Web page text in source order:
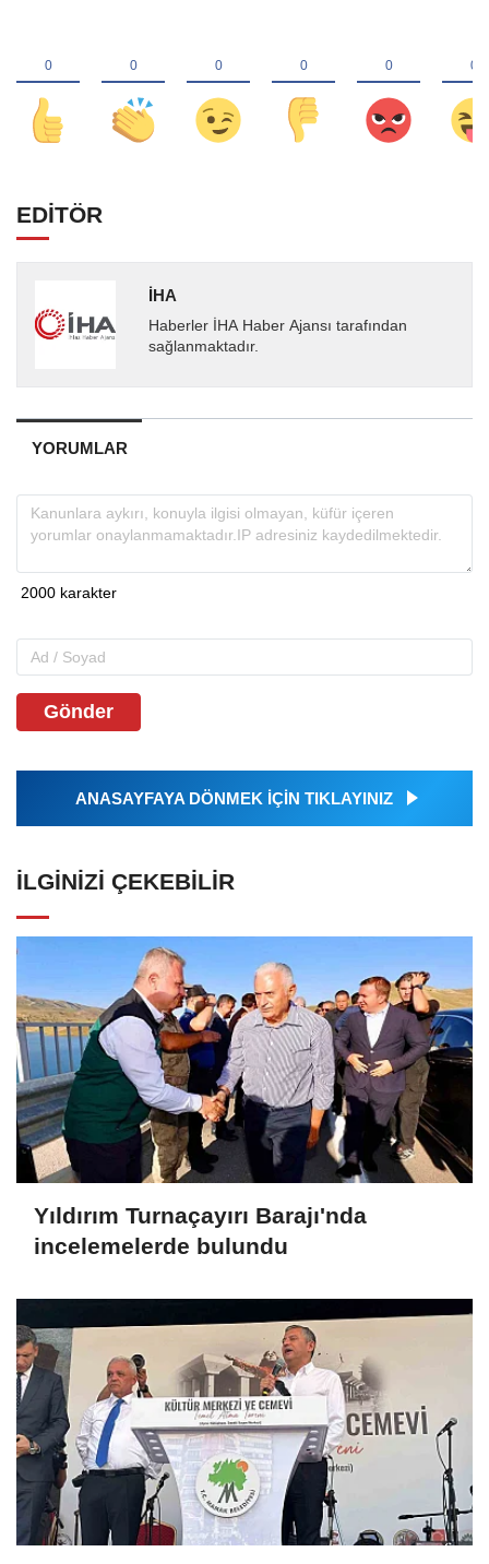
EDİTÖR
İHA
Haberler İHA Haber Ajansı tarafından
sağlanmaktadır.
YORUMLAR
Gönder
ANASAYFAYA DÖNMEK İÇİN TIKLAYINIZ
İLGINIZI ÇEKEBILIR
Yıldırım Turnaçayırı Barajı'nda
incelemelerde bulundu